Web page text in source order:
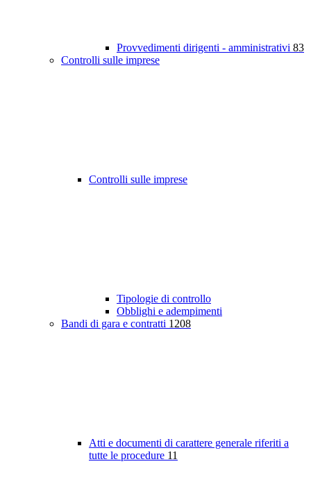
Provvedimenti dirigenti - amministrativi 83
Controlli sulle imprese
Controlli sulle imprese
Tipologie di controllo
Obblighi e adempimenti
Bandi di gara e contratti 1208
Atti e documenti di carattere generale riferiti a
tutte le procedure 11